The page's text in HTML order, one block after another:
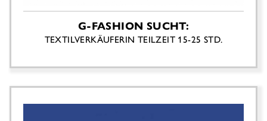
G-FASHION SUCHT:
TEXTILVERKÄUFERIN TEILZEIT 15-25 STD.